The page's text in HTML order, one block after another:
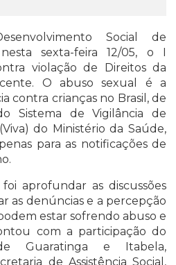
Social de
sexta-feira 12/05, o I
violação de Direitos da
O abuso sexual é a
contra crianças no Brasil, de
Sistema de Vigilância de
do Ministério da Saúde,
para as notificações de
aprofundar as discussões
as denúncias e a percepção
estar sofrendo abuso e
com a participação do
Guaratinga e Itabela,
de Assistência Social,